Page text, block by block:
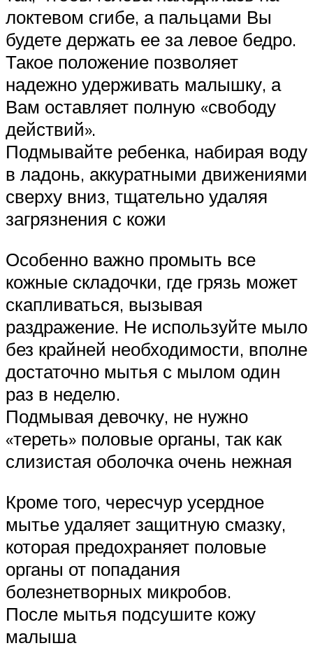
локтевом сгибе, а пальцами Вы
будете держать ее за левое бедро.
Такое положение позволяет
надежно удерживать малышку, а
Вам оставляет полную «свободу
действий».
Подмывайте ребенка, набирая воду
в ладонь, аккуратными движениями
сверху вниз, тщательно удаляя
загрязнения с кожи
Особенно важно промыть все
кожные складочки, где грязь может
скапливаться, вызывая
раздражение. Не используйте мыло
без крайней необходимости, вполне
достаточно мытья с мылом один
раз в неделю.
Подмывая девочку, не нужно
«тереть» половые органы, так как
слизистая оболочка очень нежная
Кроме того, чересчур усердное
мытье удаляет защитную смазку,
которая предохраняет половые
органы от попадания
болезнетворных микробов.
После мытья подсушите кожу
малыша